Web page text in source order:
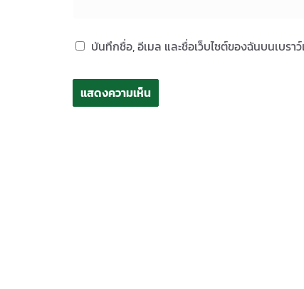
บันทึกชื่อ, อีเมล และชื่อเว็บไซต์ของฉันบนเบร